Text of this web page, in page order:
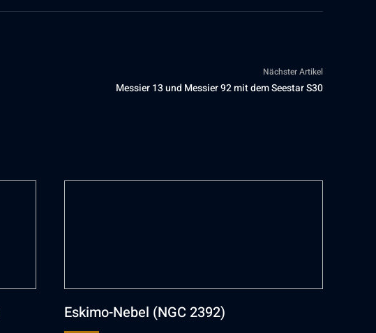
Nächster Artikel
Messier 13 und Messier 92 mit dem Seestar S30
Eskimo-Nebel (NGC 2392)